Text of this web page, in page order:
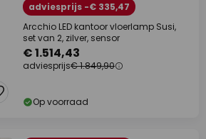
adviesprijs -€ 335,47
Arcchio LED kantoor vloerlamp Susi,
set van 2, zilver, sensor
€ 1.514,43
adviesprijs€ 1.849,90
Op voorraad